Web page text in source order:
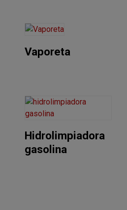
Vaporeta
Hidrolimpiadora
gasolina